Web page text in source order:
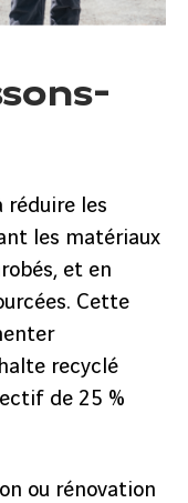
réduire les
les matériaux
et en
Cette
recyclé
de 25 %
ou rénovation